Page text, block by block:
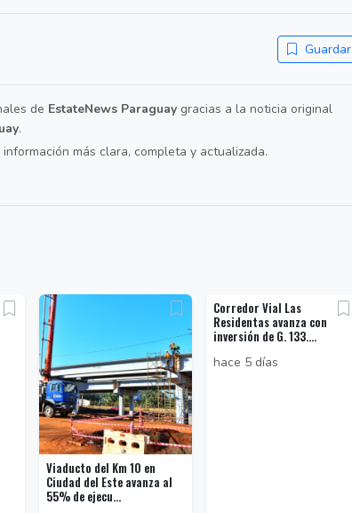
Guardar
de EstateNews Paraguay gracias a la noticia original
.
más clara, completa y actualizada.
Viaducto del Km 10 en
Ciudad del Este avanza al
55% de ejecu...
Corredor Vial Las
Residentas avanza con
inversión de G. 133....
hace 5 días